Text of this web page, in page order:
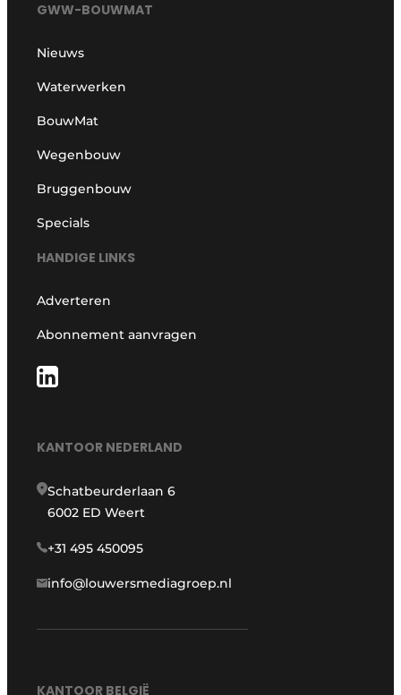
GWW-BOUWMAT
Nieuws
Waterwerken
BouwMat
Wegenbouw
Bruggenbouw
Specials
HANDIGE LINKS
Adverteren
Abonnement aanvragen
KANTOOR NEDERLAND
Schatbeurderlaan 6
6002 ED Weert
+31 495 450095
info@louwersmediagroep.nl
KANTOOR BELGIË